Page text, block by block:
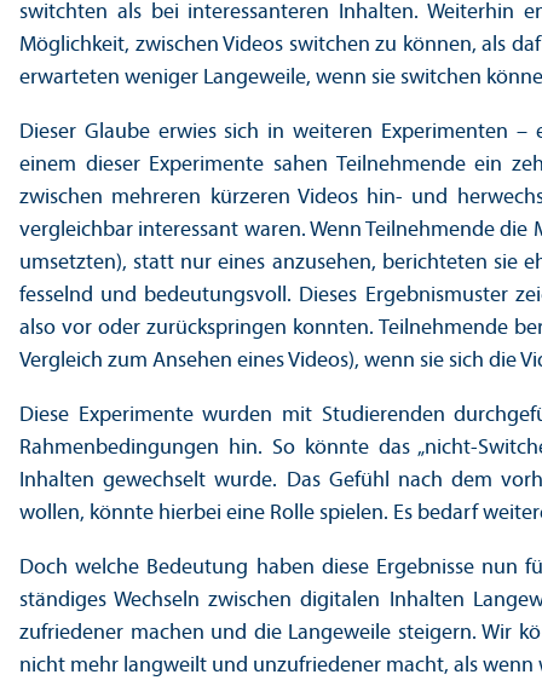
switchten als bei interessanteren Inhalten. Weiterhin
Möglichkeit, zwischen Videos switchen zu können, als
erwarteten weniger Langeweile, wenn sie switchen
Dieser Glaube erwies sich in weiteren Experimenten
einem dieser Experimente sahen Teilnehmende ein
zwischen mehreren kürzeren Videos hin- und
vergleich­bar interessant waren. Wenn Teilnehmende
umsetzten), statt nur eines anzusehen, berichteten sie
fesselnd und bedeutungs­voll. Dieses Ergebnismuster
also vor oder zurückspringen konnten. Teilnehmende
Vergleich zum Ansehen eines Videos), wenn sie sich die
Diese Experimente wurden mit Studierenden
Rahmenbedingungen hin. So könnte das „nicht-
Inhalten gewechselt wurde. Das Gefühl nach dem
wollen, könnte hierbei eine Rolle spielen. Es bedarf
Doch welche Bedeutung haben diese Ergebnisse nun
ständiges Wechseln zwischen digitalen Inhalten
zufriedener machen und die Langeweile steigern. Wir
nicht mehr langweilt und un­zufriedener macht, als